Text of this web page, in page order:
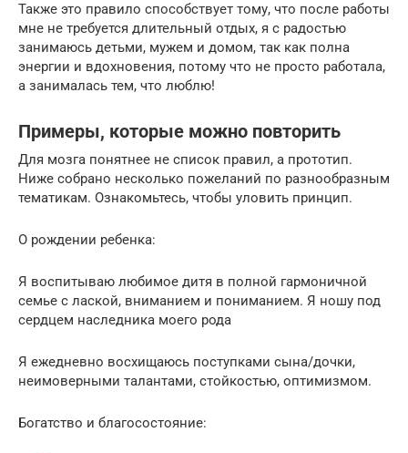
Также это правило способствует тому, что после работы
мне не требуется длительный отдых, я с радостью
занимаюсь детьми, мужем и домом, так как полна
энергии и вдохновения, потому что не просто работала,
а занималась тем, что люблю!
Примеры, которые можно повторить
Для мозга понятнее не список правил, а прототип.
Ниже собрано несколько пожеланий по разнообразным
тематикам. Ознакомьтесь, чтобы уловить принцип.
О рождении ребенка:
Я воспитываю любимое дитя в полной гармоничной
семье с лаской, вниманием и пониманием. Я ношу под
сердцем наследника моего рода
Я ежедневно восхищаюсь поступками сына/дочки,
неимоверными талантами, стойкостью, оптимизмом.
Богатство и благосостояние: